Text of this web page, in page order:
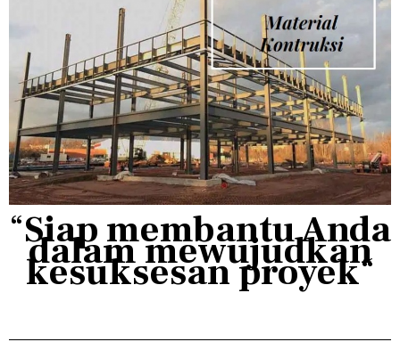
“Siap membantu Anda
dalam mewujudkan
kesuksesan proyek“